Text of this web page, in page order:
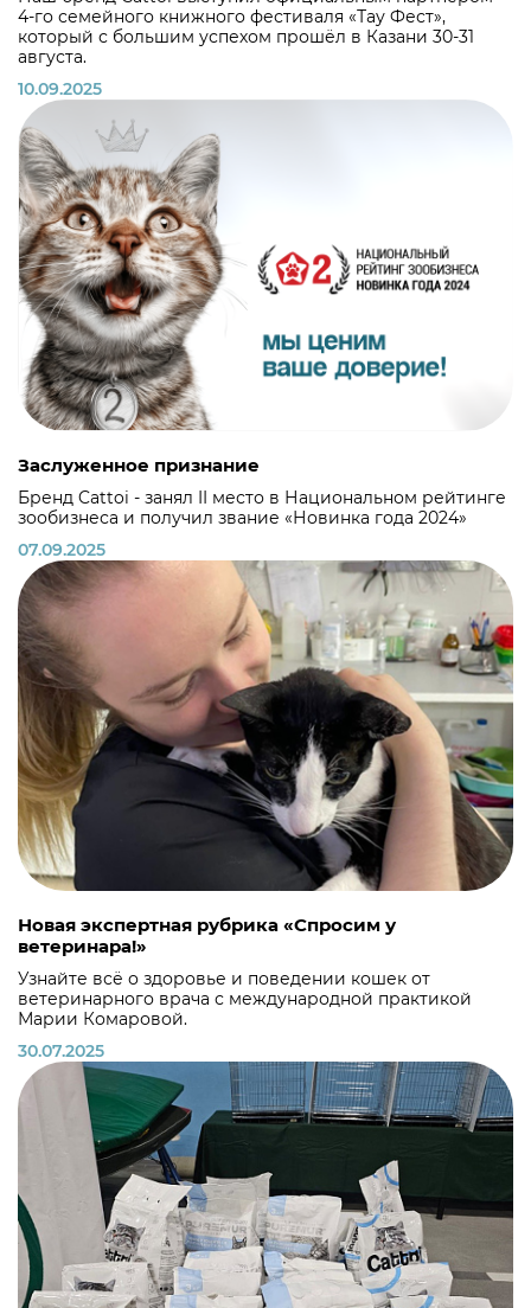
4-го семейного книжного фестиваля «Тау Фест»,
который с большим успехом прошёл в Казани 30-31
августа.
10.09.2025
Заслуженное признание
Бренд Cattoi - занял II место в Национальном рейтинге
зообизнеса и получил звание «Новинка года 2024»
07.09.2025
Новая экспертная рубрика «Спросим у
ветеринара!»
Узнайте всё о здоровье и поведении кошек от
ветеринарного врача с международной практикой
Марии Комаровой.
30.07.2025